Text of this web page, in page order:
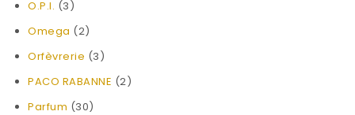
O.P.I. (3)
Omega (2)
Orfèvrerie (3)
PACO RABANNE (2)
Parfum (30)